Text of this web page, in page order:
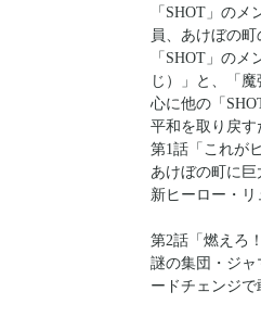
「SHOT」の
員、あけぼの町
「SHOT」の
じ）」と、「
心に他の「
平和を取り戻す
第1話「これが
あけぼの町に
新ヒーロー・リ
第2話「燃えろ
謎の集団・ジ
ードチェンジで